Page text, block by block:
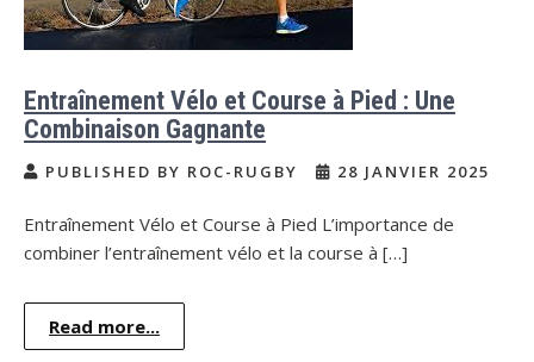
Entraînement Vélo et Course à Pied : Une
Combinaison Gagnante
PUBLISHED BY ROC-RUGBY 28 JANVIER 2025
Entraînement Vélo et Course à Pied L’importance de
combiner l’entraînement vélo et la course à […]
Read more...